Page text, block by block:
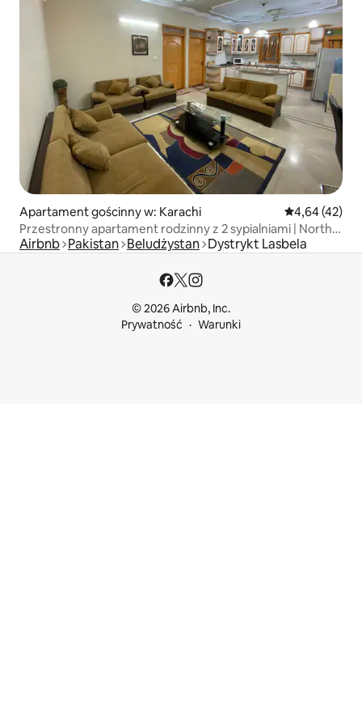
Apartament gościnny w: Karachi Średnia
4,64 (42)
Przestronny apartament rodzinny z 2 sypialniami | North
Nazimabad
Airbnb Pakistan Beludżystan Dystrykt Lasbela
© 2026 Airbnb, Inc.
Prywatność
Warunki